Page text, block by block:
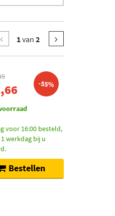
1van 2
-55%
voor 16:00 besteld,
werkdag bij u
Bestellen